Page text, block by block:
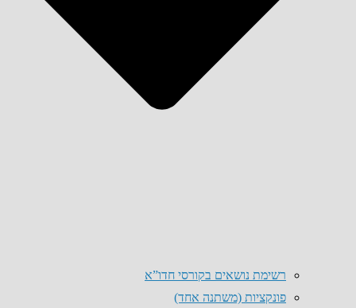
רשימת נושאים בקורסי חדו”א
פונקציות (משתנה אחד)